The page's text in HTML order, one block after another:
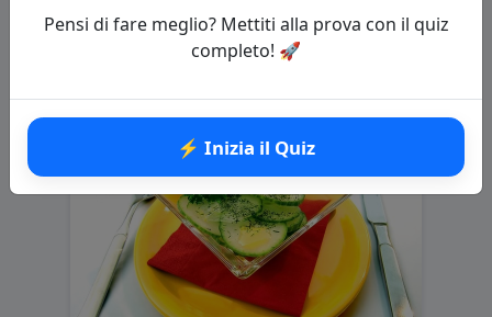
Pensi di fare meglio? Mettiti alla prova con il quiz
completo! 🚀
⚡ Inizia il Quiz
Domande correlate